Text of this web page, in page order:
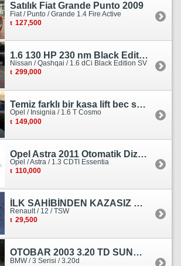
Satılık Fiat Grande Punto 2009
Fiat / Punto / Grande 1.4 Fire Active
127,500
1.6 130 HP 230 nm Black Edition servis bakımlı
Nissan / Qashqai / 1.6 dCi Black Edition SV
299,000
Temiz farklı bir kasa lift bec sedan görünümlü heçbek
Opel / Insignia / 1.6 T Cosmo
149,000
Opel Astra 2011 Otomatik Dizel Tramersiz Essentia
Opel / Astra / 1.3 CDTI Essentia
110,000
İLK SAHİBİNDEN KAZASIZ HASARSIZ BOYASIZ DEĞİŞENSİZ TAM ORJİNAL RENO
Renault / 12 / TSW
29,500
OTOBAR 2003 3.20 TD SUNROOF DERİ OTOMATİK DİZEL EMSALSİZ
BMW / 3 Serisi / 3.20d